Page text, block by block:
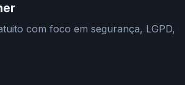
com foco em segurança, LGPD,